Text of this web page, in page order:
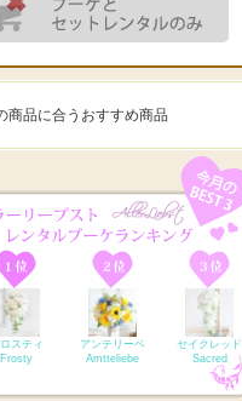
商品に合うおすすめ商品
スティ
Frosty
アンテリーベ
Amtteliebe
セイクレッド
Sacred